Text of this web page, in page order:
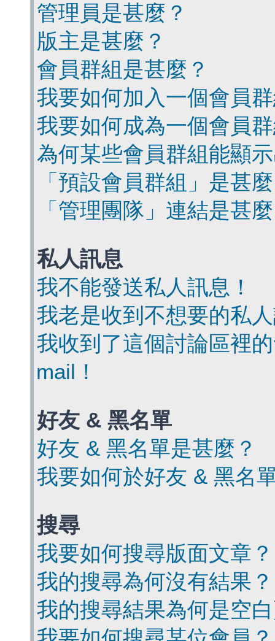
管理員是甚麼？
版主是甚麼？
會員群組是甚麼？
我要如何加入一個會員
我要如何成為一個會員
為何某些會員群組能顯
「預設會員群組」是甚
「管理團隊」連結是甚
私人訊息
我不能發送私人訊息！
我老是收到不想要的私
我收到了這個討論區裡
mail！
好友 & 黑名單
好友 & 黑名單是甚麼？
我要如何於好友 & 黑名
搜尋
我要如何搜尋版面文章？
我的搜尋為何沒有結果？
我的搜尋結果為何是空